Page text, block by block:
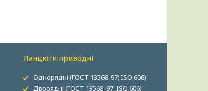
Ланцюги приводні
Однорядні (ГОСТ 13568-97; ISO 606)
Дворядні (ГОСТ 13568-97; ISO 606)